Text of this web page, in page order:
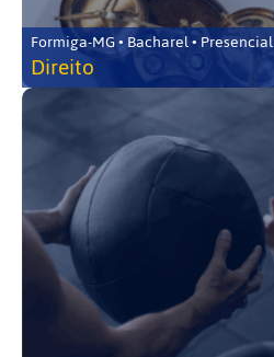
Formiga-MG • Bacharel • Presencial
Direito